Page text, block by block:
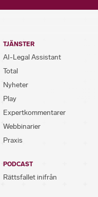
TJÄNSTER
AI-Legal Assistant
Total
Nyheter
Play
Expertkommentarer
Webbinarier
Praxis
PODCAST
Rättsfallet inifrån